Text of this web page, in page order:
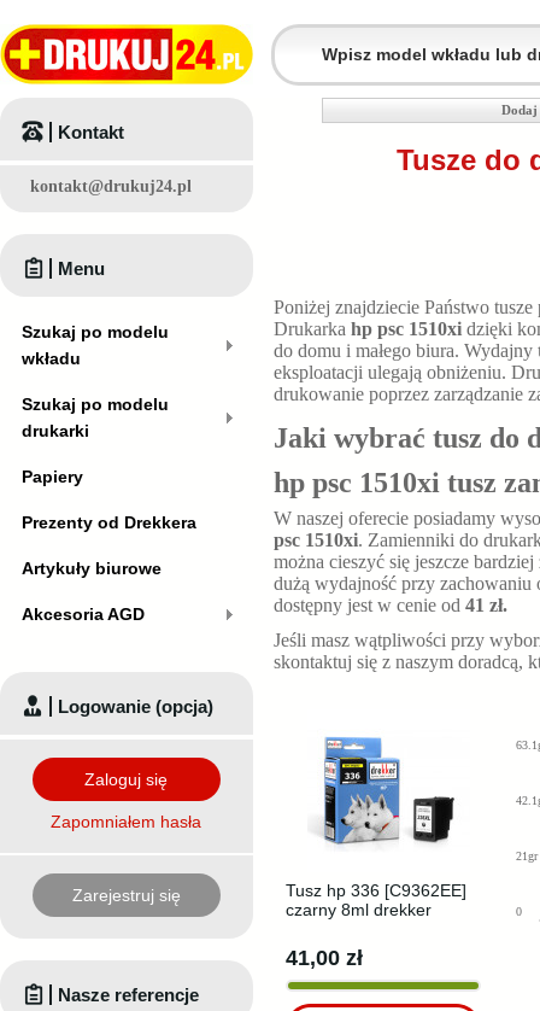
Dodaj
Tusze do
Poniżej znajdziecie Państwo
Drukarka hp psc 1510xi dzięki
do domu i małego biura. Wydajny
eksploatacji ulegają obniżeniu.
drukowanie poprzez zarządzanie
Jaki wybrać tusz
hp psc 1510xi tusz
W naszej oferecie posiadamy
psc 1510xi. Zamienniki do
można cieszyć się jeszcze
dużą wydajność przy
dostępny jest w cenie od 41 zł.
Jeśli masz wątpliwości przy
skontaktuj się z naszym doradcą,
Tusz hp 336 [C9362EE]
czarny 8ml drekker
41,00 zł
21gr
0
Kontakt
kontakt@drukuj24.pl
Menu
Szukaj po modelu
wkładu
Szukaj po modelu
drukarki
Papiery
Prezenty od Drekkera
Artykuły biurowe
Akcesoria AGD
Logowanie (opcja)
Zaloguj się
Zapomniałem hasła
Zarejestruj się
Nasze referencje